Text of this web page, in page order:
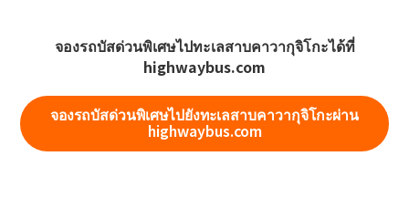
จองรถบัสด่วนพิเศษไปทะเลสาบคาวากุจิโกะได้ที่
highwaybus.com
จองรถบัสด่วนพิเศษไปยังทะเลสาบคาวากุจิโกะผ่าน
highwaybus.com